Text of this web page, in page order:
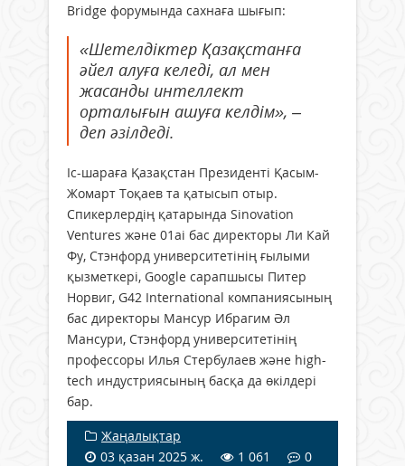
Bridge форумында сахнаға шығып:
«Шетелдіктер Қазақстанға
әйел алуға келеді, ал мен
жасанды интеллект
орталығын ашуға келдім», –
деп әзілдеді.
Іс-шараға Қазақстан Президенті Қасым-
Жомарт Тоқаев та қатысып отыр.
Спикерлердің қатарында Sinovation
Ventures және 01ai бас директоры Ли Кай
Фу, Стэнфорд университетінің ғылыми
қызметкері, Google сарапшысы Питер
Норвиг, G42 International компаниясының
бас директоры Мансур Ибрагим Әл
Мансури, Стэнфорд университетінің
профессоры Илья Стербулаев және high-
tech индустриясының басқа да өкілдері
бар.
Жаңалықтар
03 қазан 2025 ж.
1 061 0